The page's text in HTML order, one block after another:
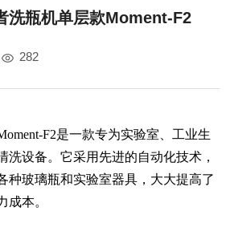
洗瓶机单层款Moment-F2
282
F2是一款专为实验室、工业生
洗设备。它采用先进的自动化技术，
种玻璃瓶和实验室器具，大大提高了
成本。